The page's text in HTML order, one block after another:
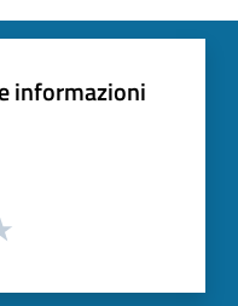
informazioni